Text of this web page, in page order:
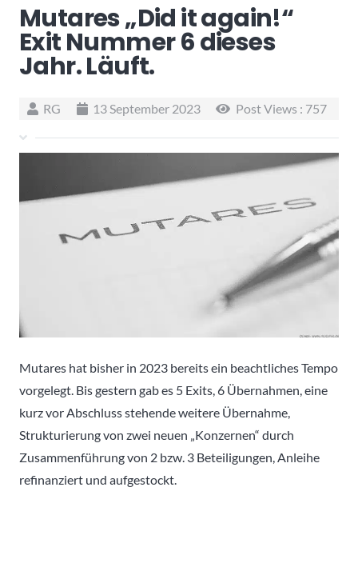
Mutares „Did it again!“
Exit Nummer 6 dieses
Jahr. Läuft.
RG 13 September 2023 Post Views : 757
Mutares hat bisher in 2023 bereits ein beachtliches Tempo
vorgelegt. Bis gestern gab es 5 Exits, 6 Übernahmen, eine
kurz vor Abschluss stehende weitere Übernahme,
Strukturierung von zwei neuen „Konzernen“ durch
Zusammenführung von 2 bzw. 3 Beteiligungen, Anleihe
refinanziert und aufgestockt.